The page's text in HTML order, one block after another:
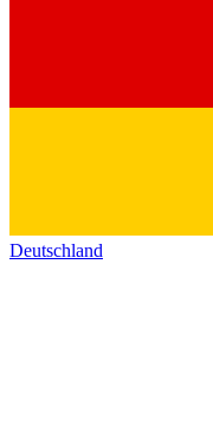
Deutschland